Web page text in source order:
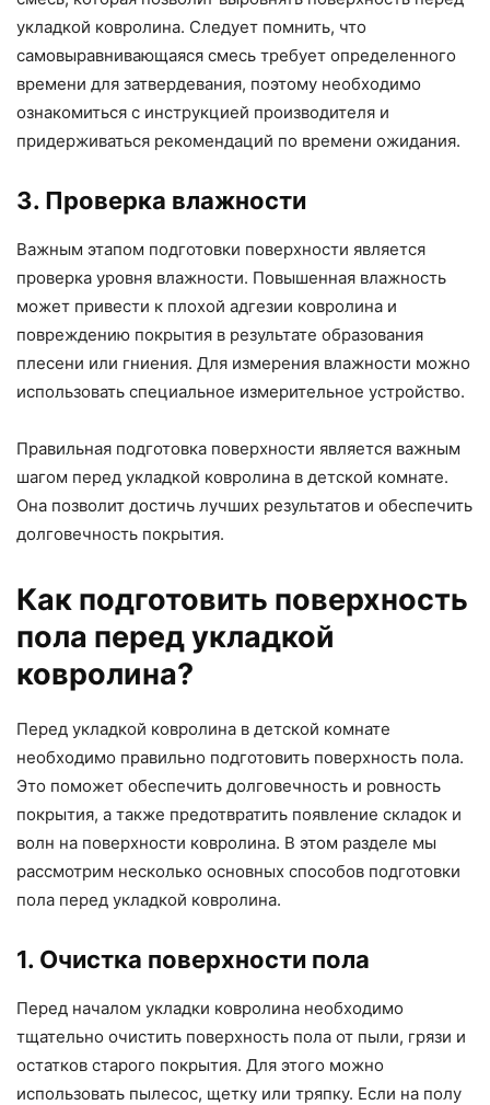
укладкой ковролина. Следует помнить, что
самовыравнивающаяся смесь требует определенного
времени для затвердевания, поэтому необходимо
ознакомиться с инструкцией производителя и
придерживаться рекомендаций по времени ожидания.
3. Проверка влажности
Важным этапом подготовки поверхности является
проверка уровня влажности. Повышенная влажность
может привести к плохой адгезии ковролина и
повреждению покрытия в результате образования
плесени или гниения. Для измерения влажности можно
использовать специальное измерительное устройство.
Правильная подготовка поверхности является важным
шагом перед укладкой ковролина в детской комнате.
Она позволит достичь лучших результатов и обеспечить
долговечность покрытия.
Как подготовить поверхность
пола перед укладкой
ковролина?
Перед укладкой ковролина в детской комнате
необходимо правильно подготовить поверхность пола.
Это поможет обеспечить долговечность и ровность
покрытия, а также предотвратить появление складок и
волн на поверхности ковролина. В этом разделе мы
рассмотрим несколько основных способов подготовки
пола перед укладкой ковролина.
1. Очистка поверхности пола
Перед началом укладки ковролина необходимо
тщательно очистить поверхность пола от пыли, грязи и
остатков старого покрытия. Для этого можно
использовать пылесос, щетку или тряпку. Если на полу